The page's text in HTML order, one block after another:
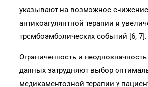
указывают на возможное
антикоагулянтной терапии и
тромбоэмболических событий [6, 7].
Ограниченность и
данных затрудняют выбор
медикаментозной терапии у